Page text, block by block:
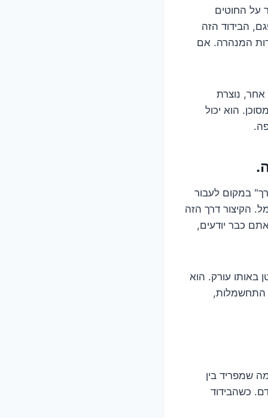
על החוטים
הבידוד הזה
המנהרה. אם
אחר, נוצרת
הוא יכול
במקום לעבור
הקיצור דרך הזה
כבר יודעים,
באותו עורק. הוא
התחשמלות,
שמפריד בין
כשהבידוד